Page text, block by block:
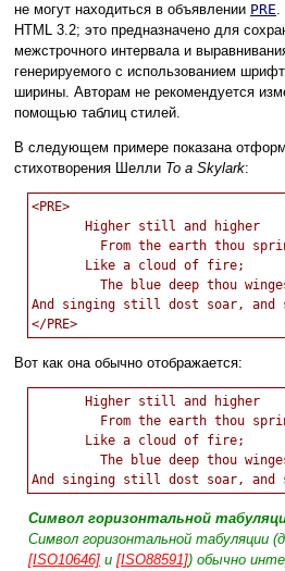
не могут находиться в объявлении PRE.
HTML 3.2; это предназначено для
межстрочного интервала и
генерируемого с использованием
ширины. Авторам не рекомендуется
помощью таблиц стилей.
В следующем примере показана
стихотворения Шелли To a Skylark:
<PRE>
       Higher still and higher
From the earth thou
       Like a cloud of fire;
The blue deep thou
And singing still dost soar, and
Вот как она обычно отображается:
       Higher still and higher
From the earth thou
       Like a cloud of fire;
The blue deep thou
Символ горизонтальной
Символ горизонтальной табуляции
[ISO10646] и [ISO88591]) обычно